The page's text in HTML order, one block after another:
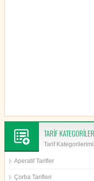
TARİF
Tarif
Aperatif Tarifler
Çorba Tarifleri